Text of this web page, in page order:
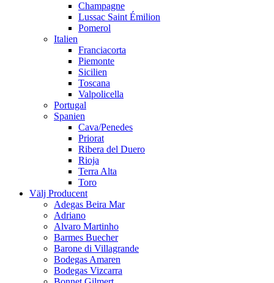
Champagne
Lussac Saint Émilion
Pomerol
Italien
Franciacorta
Piemonte
Sicilien
Toscana
Valpolicella
Portugal
Spanien
Cava/Penedes
Priorat
Ribera del Duero
Rioja
Terra Alta
Toro
Välj Producent
Adegas Beira Mar
Adriano
Alvaro Martinho
Barmes Buecher
Barone di Villagrande
Bodegas Amaren
Bodegas Vizcarra